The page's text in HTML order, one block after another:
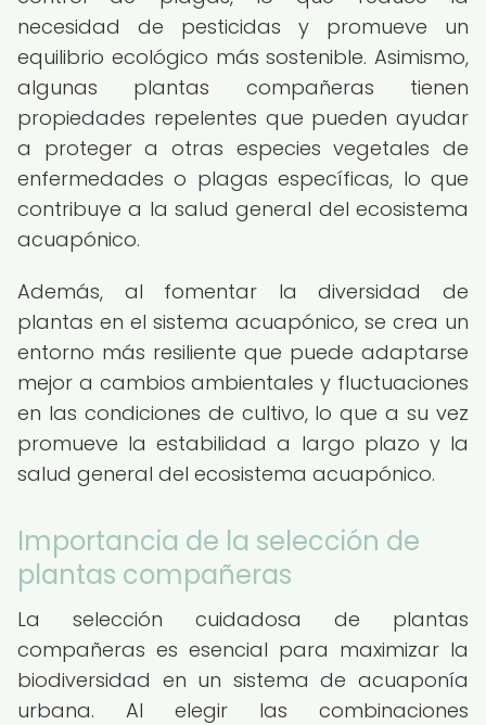
necesidad de pesticidas y promueve un
equilibrio ecológico más sostenible. Asimismo,
algunas plantas compañeras tienen
propiedades repelentes que pueden ayudar
a proteger a otras especies vegetales de
enfermedades o plagas específicas, lo que
contribuye a la salud general del ecosistema
acuapónico.
Además, al fomentar la diversidad de
plantas en el sistema acuapónico, se crea un
entorno más resiliente que puede adaptarse
mejor a cambios ambientales y fluctuaciones
en las condiciones de cultivo, lo que a su vez
promueve la estabilidad a largo plazo y la
salud general del ecosistema acuapónico.
Importancia de la selección de
plantas compañeras
La selección cuidadosa de plantas
compañeras es esencial para maximizar la
biodiversidad en un sistema de acuaponía
urbana. Al elegir las combinaciones